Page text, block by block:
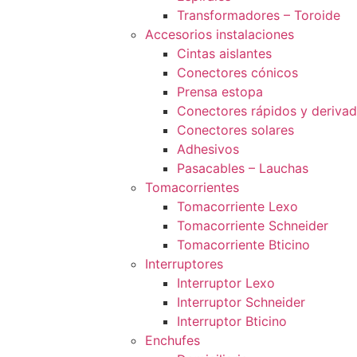
Transformadores – Toroide
Accesorios instalaciones
Cintas aislantes
Conectores cónicos
Prensa estopa
Conectores rápidos y
Conectores solares
Adhesivos
Pasacables – Lauchas
Tomacorrientes
Tomacorriente Lexo
Tomacorriente Schneider
Tomacorriente Bticino
Interruptores
Interruptor Lexo
Interruptor Schneider
Interruptor Bticino
Enchufes